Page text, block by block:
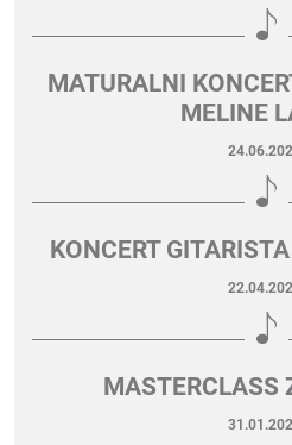
MATURALNI
MELINE
KONCERT
MASTERCLASS